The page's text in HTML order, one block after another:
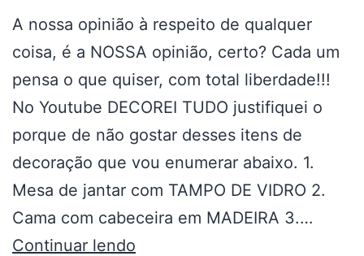
A nossa opinião à respeito de qualquer
coisa, é a NOSSA opinião, certo? Cada um
pensa o que quiser, com total liberdade!!!
No Youtube DECOREI TUDO justifiquei o
porque de não gostar desses itens de
decoração que vou enumerar abaixo. 1.
Mesa de jantar com TAMPO DE VIDRO 2.
Cama com cabeceira em MADEIRA 3.…
Continuar lendo